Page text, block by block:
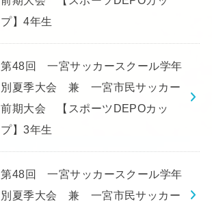
プ】4年生
第48回 一宮サッカースクール学年
別夏季大会 兼 一宮市民サッカー
前期大会 【スポーツDEPOカッ
プ】3年生
第48回 一宮サッカースクール学年
別夏季大会 兼 一宮市民サッカー